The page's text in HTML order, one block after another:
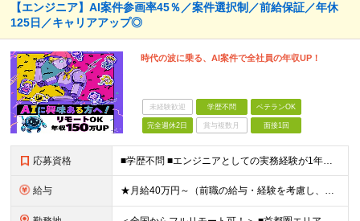
【エンジニア】AI案件参画率45％／案件選択制／前給保証／年休
125日／キャリアアップ◎
時代の波に乗る、AI案件で全社員の年収UP！
未経験歓迎 学歴不問 ベテランOK
完全週休2日 賞与複数月 面接1回
応募資格 ■学歴不問 ■エンジニアとしての実務経験が1年以上ある方 └開発、インフラ、工程、言語は一切不問です ★「テスト、マニュアル作成、運用保守しか経験がない…」という方でもOK！ ★AI未経験ももちろんO
給与 ★月給40万円～（前職の給与・経験を考慮し、前職以上の年収を保障します！） ※上記には固定残業代（30時間分／5万6000円～）を含みます ┗残業が少ない月（平均8時間程度）でも、30時間分全額を「